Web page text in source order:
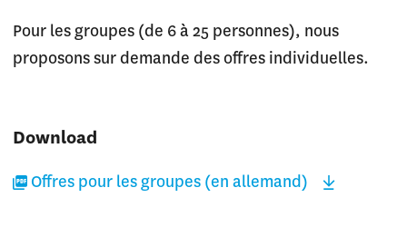
Pour les groupes (de 6 à 25 personnes), nous
proposons sur demande des offres individuelles.
Download
Offres pour les groupes (en allemand)